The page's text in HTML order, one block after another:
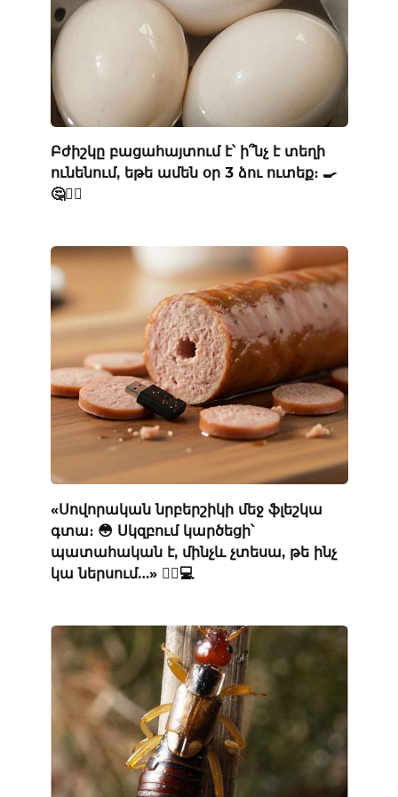
Բժիշկը բացահայտում է՝ ի՞նչ է տեղի
ունենում, եթե ամեն օր 3 ձու ուտեք։ 🍳
🤔👨‍⚕️
«Սովորական նրբերշիկի մեջ ֆլեշկա
գտա։ 😳 Սկզբում կարծեցի՝
պատահական է, մինչև չտեսա, թե ինչ
կա ներսում…» 🕵️‍♂️💻